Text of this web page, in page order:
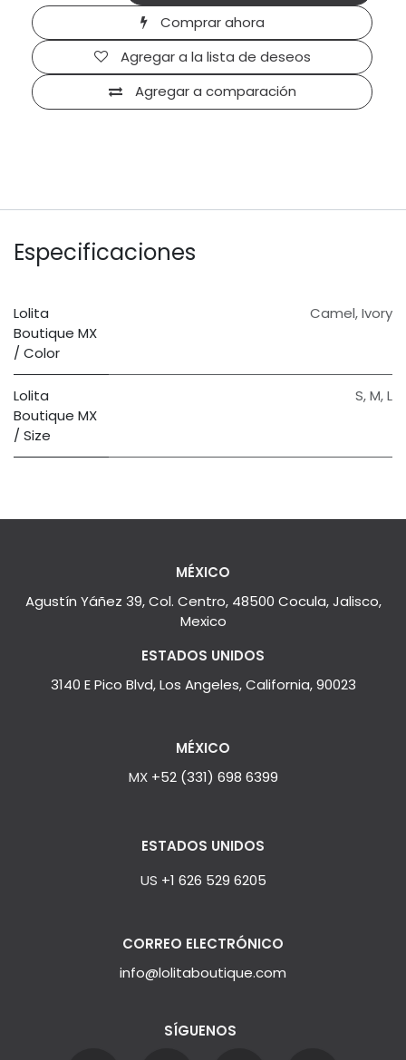
Comprar ahora
Agregar a comparación
Agregar a la lista de deseos
Especificaciones
Lolita
Boutique MX
/ Color
Camel,Ivory
Lolita
Boutique MX
/ Size
S,M,L
MÉXICO
Agustín Yáñez 39, Col. Centro, 48500 Cocula, Jalisco,
Mexico
ESTADOS UNIDOS
3140 E Pico Blvd, Los Angeles, California, 90023
MÉXICO
MX +52 (331) 698 6399
ESTADOS UNIDOS
US +1 626 529 6205
CORREO ELECTRÓNICO
info@lolitaboutique.com
SÍGUENOS